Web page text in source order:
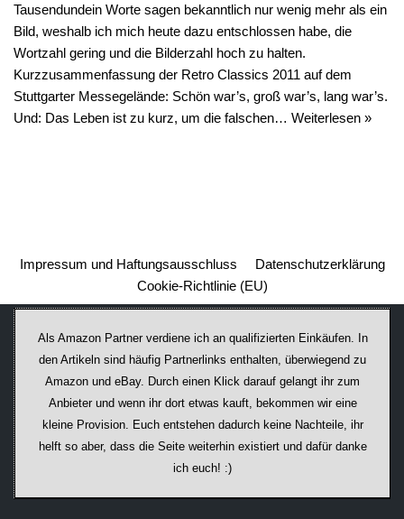
Tausendundein Worte sagen bekanntlich nur wenig mehr als ein
Bild, weshalb ich mich heute dazu entschlossen habe, die
Wortzahl gering und die Bilderzahl hoch zu halten.
Kurzzusammenfassung der Retro Classics 2011 auf dem
Stuttgarter Messegelände: Schön war’s, groß war’s, lang war’s.
Und: Das Leben ist zu kurz, um die falschen… Weiterlesen »
Impressum und Haftungsausschluss
Datenschutzerklärung
Cookie-Richtlinie (EU)
Als Amazon Partner verdiene ich an qualifizierten Einkäufen. In
den Artikeln sind häufig Partnerlinks enthalten, überwiegend zu
Amazon und eBay. Durch einen Klick darauf ge­lan­gt ihr zum
Anbieter und wenn ihr dort etwas kauft, bekommen wir ei­ne
kleine Provision. Euch entstehen dadurch keine Nachteile, ihr
helft so aber, dass die Seite weiterhin existiert und dafür danke
ich euch! :)